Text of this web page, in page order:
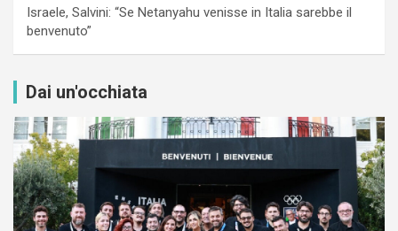
Israele, Salvini: “Se Netanyahu venisse in Italia sarebbe il
benvenuto”
Dai un'occhiata